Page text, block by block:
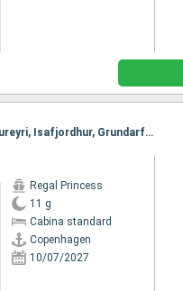
Itinerario : Copenhagen, Kristiansund, Skagen, Stavanger, Nordfjordeid, Molde, Akureyri, Isafjordhur, Grundarfjordur, Reykjavik
Regal Princess
11 g
Cabina standard
Copenhagen
10/07/2027